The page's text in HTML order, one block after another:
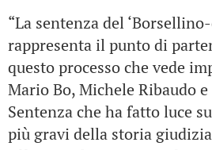
“La sentenza del
rappresenta il punto di
questo processo che vede
Mario Bo, Michele Ribaudo
Sentenza che ha fatto luce
più gravi della storia